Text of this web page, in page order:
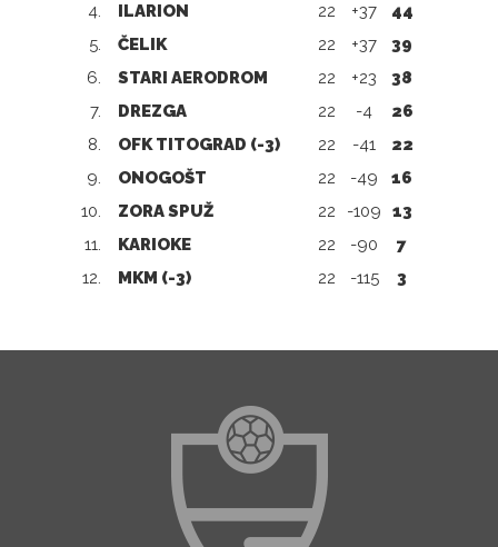
4.
ILARION 22 +37
44
5.
ČELIK 22 +37
39
6.
STARI AERODROM 22 +23
38
7.
DREZGA 22 -4
26
8.
OFK TITOGRAD (-3) 22 -41
22
9.
ONOGOŠT 22 -49
16
10.
ZORA SPUŽ 22 -109
13
11.
KARIOKE 22 -90
7
12.
MKM (-3) 22 -115 3